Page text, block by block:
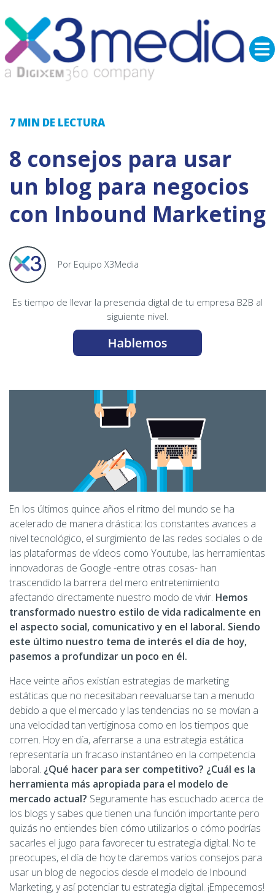
7 MIN DE LECTURA
8 consejos para usar
un blog para negocios
con Inbound Marketing
Por Equipo X3Media
Es tiempo de llevar la presencia digtal de tu empresa B2B al
siguiente nivel.
En los últimos quince años el ritmo del mundo se ha
acelerado de manera drástica: los constantes avances a
nivel tecnológico, el surgimiento de las redes sociales o de
las plataformas de vídeos como Youtube, las herramientas
innovadoras de Google -entre otras cosas- han
trascendido la barrera del mero entretenimiento
afectando directamente nuestro modo de vivir. Hemos
transformado nuestro estilo de vida radicalmente en
el aspecto social, comunicativo y en el laboral. Siendo
este último nuestro tema de interés el día de hoy,
pasemos a profundizar un poco en él.
Hace veinte años existían estrategias de marketing
estáticas que no necesitaban reevaluarse tan a menudo
debido a que el mercado y las tendencias no se movían a
una velocidad tan vertiginosa como en los tiempos que
corren. Hoy en día, aferrarse a una estrategia estática
representaría un fracaso instantáneo en la competencia
laboral. ¿Qué hacer para ser competitivo? ¿Cuál es la
herramienta más apropiada para el modelo de
mercado actual? Seguramente has escuchado acerca de
los blogs y sabes que tienen una función importante pero
quizás no entiendes bien cómo utilizarlos o cómo podrías
sacarles el jugo para favorecer tu estrategia digital. No te
preocupes, el día de hoy te daremos varios consejos para
usar un blog de negocios desde el modelo de Inbound
Marketing, y así potenciar tu estrategia digital. ¡Empecemos!